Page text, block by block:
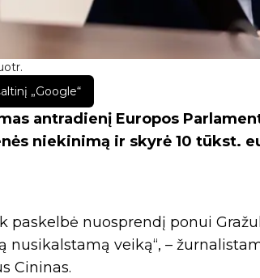
„Google“
antradienį Europos
niekinimą ir skyrė 10 tūkst.
paskelbė nuosprendį ponui
veiką“, –
Cininas.